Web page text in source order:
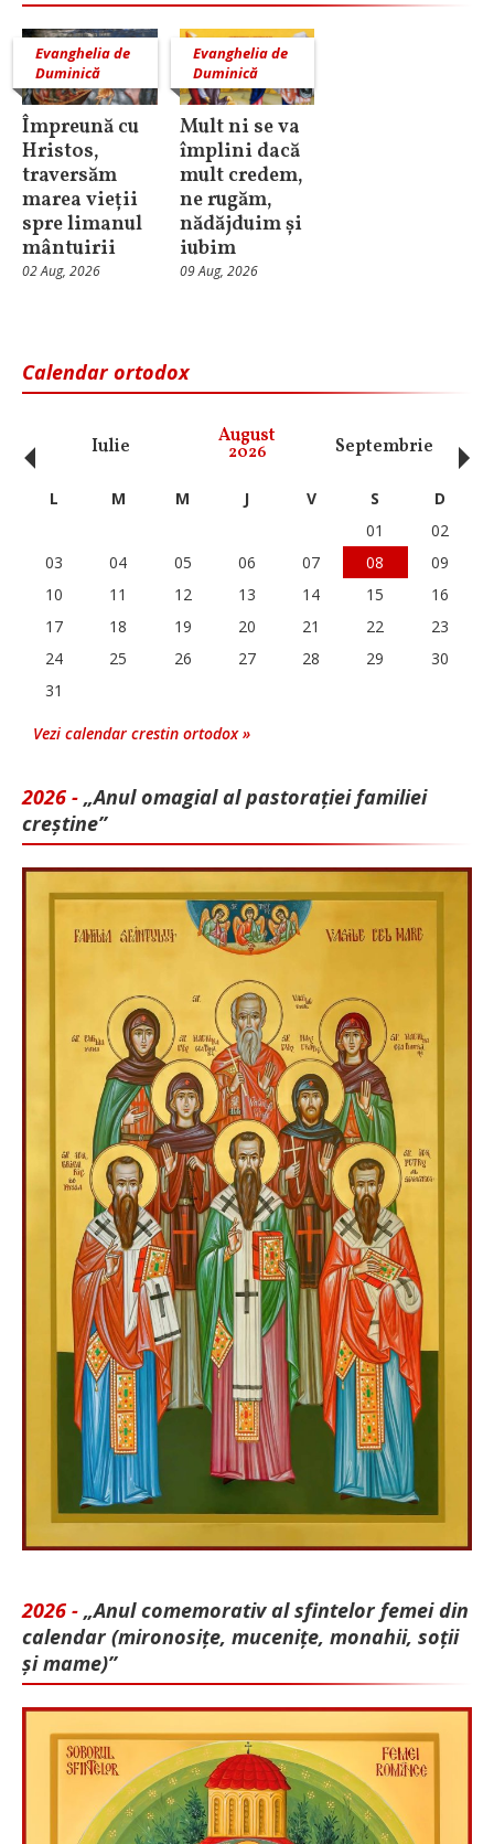
Evanghelia de
Duminică
Împreună cu
Hristos,
traversăm
marea vieții
spre limanul
mântuirii
02 Aug, 2026
Evanghelia de
Duminică
Mult ni se va
împlini dacă
mult credem,
ne rugăm,
nădăjduim și
iubim
09 Aug, 2026
Calendar ortodox
Iulie August
2026 Septembrie
‹ L M M J V S
D
01
02
03
04 05 06 07 08
09
10
11 12 13 14 15
16
17
18 19 20 21 22
23
24
25 26 27 28 29
30
31
Vezi calendar crestin ortodox »
2026 - „Anul omagial al pastorației familiei
creștine”
2026 - „Anul comemorativ al sfintelor femei din
calendar (mironosițe, mu­cenițe, monahii, soții
și mame)”